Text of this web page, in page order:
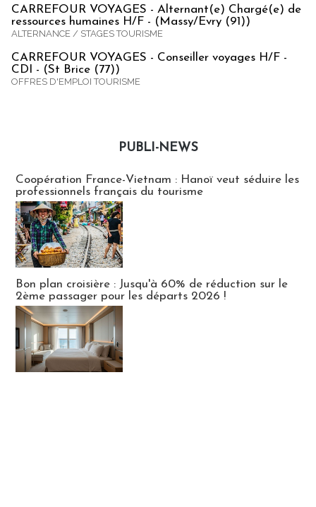
CARREFOUR VOYAGES - Alternant(e) Chargé(e) de
ressources humaines H/F - (Massy/Evry (91))
ALTERNANCE / STAGES TOURISME
CARREFOUR VOYAGES - Conseiller voyages H/F -
CDI - (St Brice (77))
OFFRES D'EMPLOI TOURISME
PUBLI-NEWS
Coopération France-Vietnam : Hanoï veut séduire les
professionnels français du tourisme
Bon plan croisière : Jusqu'à 60% de réduction sur le
2ème passager pour les départs 2026 !